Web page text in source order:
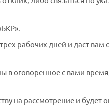
рабочих дней и даст вам
в оговоренное с вами
на рассмотрение и будет